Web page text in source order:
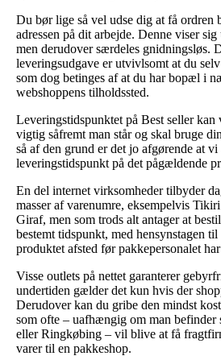
Du bør lige så vel udse dig at få
adressen på dit arbejde. Denne viser
men derudover særdeles gnidningsløs.
leveringsudgave er utvivlsomt at du
som dog betinges af at du har bopæl i
webshoppens tilholdssted.
Leveringstidspunktet på Best seller kan
vigtig såfremt man står og skal bruge
så af den grund er det jo afgørende at
leveringstidspunkt på det pågældende
En del internet virksomheder tilbyder
masser af varenumre, eksempelvis
Giraf, men som trods alt antager at
bestemt tidspunkt, med hensynstagen til
produktet afsted før pakkepersonalet
Visse outlets på nettet garanterer
undertiden gælder det kun hvis der
Derudover kan du gribe den mindst
som ofte – uafhængig om man
eller Ringkøbing – vil blive at få
varer til en pakkeshop.